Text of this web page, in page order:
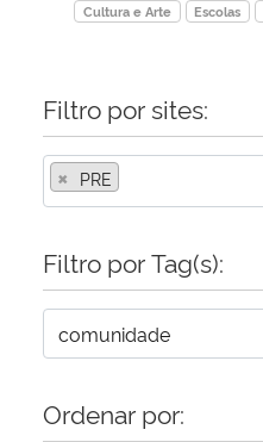
Cultura e Arte
Escolas
Filtro por sites:
× PRE
Filtro por Tag(s):
Ordenar por: